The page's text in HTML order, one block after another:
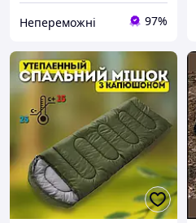
Непереможні 97%